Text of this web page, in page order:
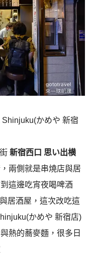
かめや 新宿
新宿西口 思い出横
兩側就是串燒店與居
這邊吃宵夜喝啤酒
居酒屋，這次改吃這
かめや 新宿店)
熱的蕎麥麵，很多日